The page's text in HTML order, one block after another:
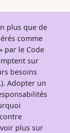
plus que de
comme
par le Code
sur
besoins
Adopter un
plus sur